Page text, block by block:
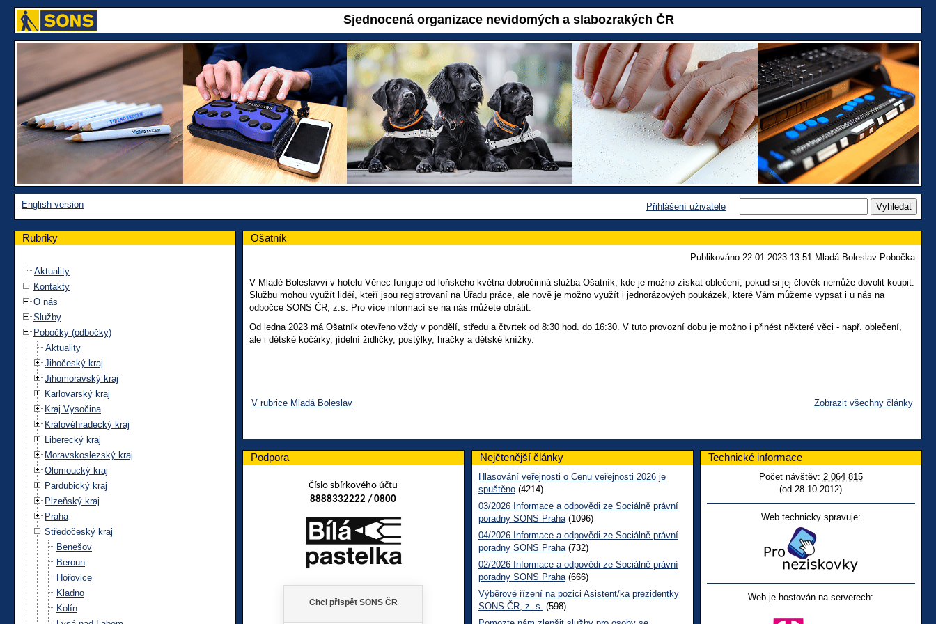
Sjednocená organizace nevidomých a slabozrakých ČR
English version Přihlášení uživatele
Rubriky
Aktuality
Kontakty
O nás
Služby
Pobočky (odbočky)
Aktuality
Jihočeský kraj
Jihomoravský kraj
Karlovarský kraj
Kraj Vysočina
Královéhradecký kraj
Liberecký kraj
Moravskoslezský kraj
Olomoucký kraj
Pardubický kraj
Plzeňský kraj
Praha
Středočeský kraj
Benešov
Beroun
Hořovice
Kladno
Kolín
Ošatník
Publikováno 22.01.2023 13:51 Mladá Boleslav Pobočka
V Mladé Boleslavvi v hotelu Věnec funguje od loňského května dobročinná služba Ošatník, kde je možno získat oblečení, pokud si jej člověk nemůže dovolit koupit.
Službu mohou využít lidéí, kteří jsou registrovaní na Úřadu práce, ale nově je možno využít i jednorázových poukázek, které Vám můžeme vypsat i u nás na
odbočce SONS ČR, z.s. Pro více informací se na nás můžete obrátit.
Od ledna 2023 má Ošatník otevřeno vždy v pondělí, středu a čtvrtek od 8:30 hod. do 16:30. V tuto provozní dobu je možno i přinést některé věci - např. oblečení,
ale i dětské kočárky, jídelní židličky, postýlky, hračky a dětské knížky.
V rubrice Mladá Boleslav Zobrazit všechny články
Podpora
Číslo sbírkového účtu
8888332222 / 0800
Nejčtenější články
Hlasování veřejnosti o Cenu veřejnosti 2026 je
spuštěno (4214)
03/2026 Informace a odpovědi ze Sociálně právní
poradny SONS Praha (1096)
04/2026 Informace a odpovědi ze Sociálně právní
poradny SONS Praha (732)
02/2026 Informace a odpovědi ze Sociálně právní
poradny SONS Praha (666)
Výběrové řízení na pozici Asistent/ka prezidentky
SONS ČR, z. s. (598)
Technické informace
Počet návštěv: 2 064 815
(od 28.10.2012)
Web technicky spravuje:
Web je hostován na serverech: